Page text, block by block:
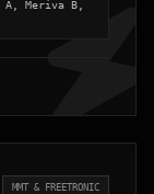
Meriva B,
MMT & FREETRONIC